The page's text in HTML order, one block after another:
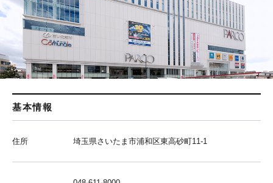
基本情報
住所 埼玉県さいたま市浦和区東高砂町11-1